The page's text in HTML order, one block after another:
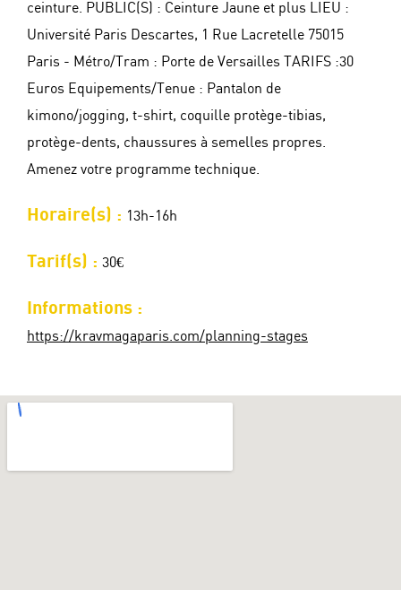
ceinture. PUBLIC(S) : Ceinture Jaune et plus LIEU :
Université Paris Descartes, 1 Rue Lacretelle 75015
Paris - Métro/Tram : Porte de Versailles TARIFS :30
Euros Equipements/Tenue : Pantalon de
kimono/jogging, t-shirt, coquille protège-tibias,
protège-dents, chaussures à semelles propres.
Amenez votre programme technique.
Horaire(s) : 13h-16h
Tarif(s) : 30€
Informations :
https://kravmagaparis.com/planning-stages